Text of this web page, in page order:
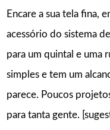
Encare a sua tela fina,
acessório do sistema
para um quintal e uma
simples e tem um
parece. Poucos
para tanta gente.